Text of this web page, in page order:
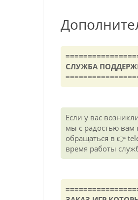
СЛУЖБА
Если у вас
мы с радостью вам
обращаться в 👉
время работы